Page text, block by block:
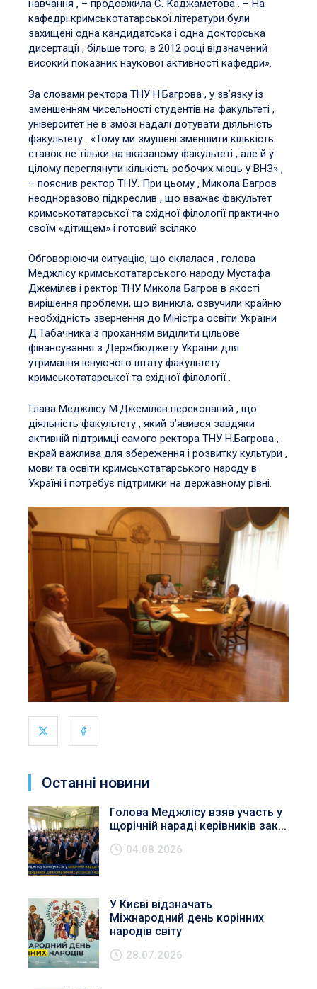
навчання , – продовжила С. Каджаметова . – На
кафедрі кримськотатарської літератури були
захищені одна кандидатська і одна докторська
дисертації , більше того, в 2012 році відзначений
високий показник наукової активності кафедри».
За словами ректора ТНУ Н.Багрова , у зв’язку із
зменшенням чисельності студентів на факультеті ,
університет не в змозі надалі дотувати діяльність
факультету . «Тому ми змушені зменшити кількість
ставок не тільки на вказаному факультеті , але й у
цілому переглянути кількість робочих місць у ВНЗ» ,
– пояснив ректор ТНУ. При цьому , Микола Багров
неодноразово підкреслив , що вважає факультет
кримськотатарської та східної філології практично
своїм «дітищем» і готовий всіляко
Обговорюючи ситуацію, що склалася , голова
Меджлісу кримськотатарського народу Мустафа
Джемілєв і ректор ТНУ Микола Багров в якості
вирішення проблеми, що виникла, озвучили крайню
необхідність звернення до Міністра освіти України
Д.Табачника з проханням виділити цільове
фінансування з Держбюджету України для
утримання існуючого штату факультету
кримськотатарської та східної філології .
Глава Меджлісу М.Джемілєв переконаний , що
діяльність факультету , який з’явився завдяки
активній підтримці самого ректора ТНУ Н.Багрова ,
вкрай важлива для збереження і розвитку культури ,
мови та освіти кримськотатарського народу в
Україні і потребує підтримки на державному рівні.
Останні новини
Голова Меджлісу взяв участь у
щорічній нараді керівників зак...
04.08.2026
У Києві відзначать
Міжнародний день корінних
народів світу
28.07.2026